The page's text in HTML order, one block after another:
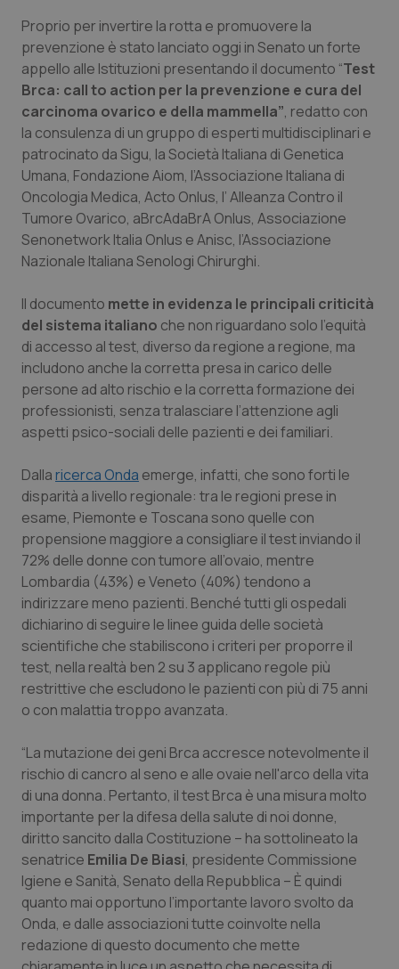
Sicilia
Toscana
Umbria
Valle D’Aosta
Veneto
Neuroscienze & patologie neurodegenerative
Obesità
Oftalmologia
Oncodermatologia
Oncoematologia
Oncologia & Nutrizione
Psoriasi & pelle
Quotidiano Cardiologia
Quotidiano Chirurgia
Quotidiano Pediatria
Rene & patologie urogenitali
Salute orale & impianti
Sangue & coagulazione
Tiroide
Tumore ovarico
Tumori del Polmone & Testa Collo
Tumori gastrointestinali
Ulcera & Reflusso
Vaccini
Proprio per invertire la rotta e promuovere la
prevenzione è stato lanciato oggi in Senato un forte
appello alle Istituzioni presentando il documento “Test
Brca: call to action per la prevenzione e cura del
carcinoma ovarico e della mammella”, redatto con
la consulenza di un gruppo di esperti multidisciplinari e
patrocinato da Sigu, la Società Italiana di Genetica
Umana, Fondazione Aiom, l’Associazione Italiana di
Oncologia Medica, Acto Onlus, l’ Alleanza Contro il
Tumore Ovarico, aBrcAdaBrA Onlus, Associazione
Senonetwork Italia Onlus e Anisc, l’Associazione
Nazionale Italiana Senologi Chirurghi.
Il documento mette in evidenza le principali criticità
del sistema italiano che non riguardano solo l’equità
di accesso al test, diverso da regione a regione, ma
includono anche la corretta presa in carico delle
persone ad alto rischio e la corretta formazione dei
professionisti, senza tralasciare l’attenzione agli
aspetti psico-sociali delle pazienti e dei familiari.
Dallaricerca Onda emerge, infatti, che sono forti le
disparità a livello regionale: tra le regioni prese in
esame, Piemonte e Toscana sono quelle con
propensione maggiore a consigliare il test inviando il
72% delle donne con tumore all’ovaio, mentre
Lombardia (43%) e Veneto (40%) tendono a
indirizzare meno pazienti. Benché tutti gli ospedali
dichiarino di seguire le linee guida delle società
scientifiche che stabiliscono i criteri per proporre il
test, nella realtà ben 2 su 3 applicano regole più
restrittive che escludono le pazienti con più di 75 anni
o con malattia troppo avanzata.
“La mutazione dei geni Brca accresce notevolmente il
rischio di cancro al seno e alle ovaie nell'arco della vita
di una donna. Pertanto, il test Brca è una misura molto
importante per la difesa della salute di noi donne,
diritto sancito dalla Costituzione – ha sottolineato la
senatrice Emilia De Biasi, presidente Commissione
Igiene e Sanità, Senato della Repubblica – È quindi
quanto mai opportuno l’importante lavoro svolto da
Onda, e dalle associazioni tutte coinvolte nella
redazione di questo documento che mette